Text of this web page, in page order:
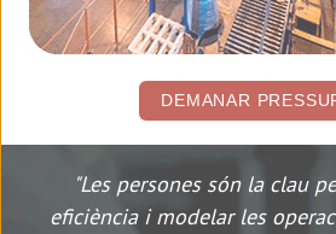
DEMANAR
"Les persones són la clau
eficiència i modelar les